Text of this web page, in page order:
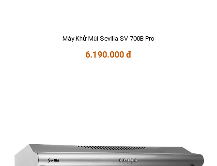
Máy Khử Mùi Sevilla SV-700B Pro
6.190.000 đ